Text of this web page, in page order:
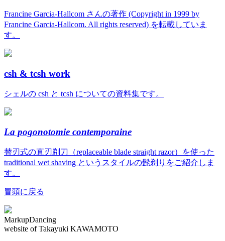
Francine Garcia-Hallcom さんの著作 (Copyright in 1999 by
Francine Garcia-Hallcom. All rights reserved) を転載していま
す。
csh & tcsh work
シェルの csh と tcsh についての資料集です。
La pogonotomie contemporaine
替刃式の直刃剃刀（replaceable blade straight razor）を使った
traditional wet shaving というスタイルの髭剃りをご紹介しま
す。
冒頭に戻る
MarkupDancing
website of Takayuki KAWAMOTO